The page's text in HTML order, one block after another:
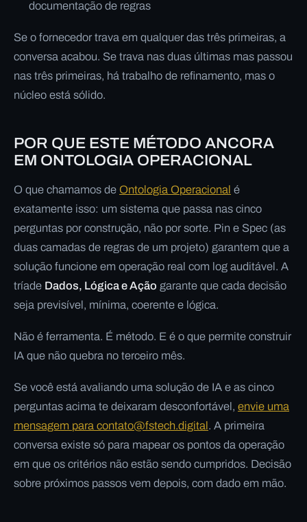
documentação de regras
Se o fornecedor trava em qualquer das três primeiras, a
conversa acabou. Se trava nas duas últimas mas passou
nas três primeiras, há trabalho de refinamento, mas o
núcleo está sólido.
POR QUE ESTE MÉTODO ANCORA
EM ONTOLOGIA OPERACIONAL
O que chamamos de Ontologia Operacional é
exatamente isso: um sistema que passa nas cinco
perguntas por construção, não por sorte. Pin e Spec (as
duas camadas de regras de um projeto) garantem que a
solução funcione em operação real com log auditável. A
tríade Dados, Lógica e Ação garante que cada decisão
seja previsível, mínima, coerente e lógica.
Não é ferramenta. É método. E é o que permite construir
IA que não quebra no terceiro mês.
Se você está avaliando uma solução de IA e as cinco
perguntas acima te deixaram desconfortável, envie uma
mensagem para contato@fstech.digital . A primeira
conversa existe só para mapear os pontos da operação
em que os critérios não estão sendo cumpridos. Decisão
sobre próximos passos vem depois, com dado em mão.